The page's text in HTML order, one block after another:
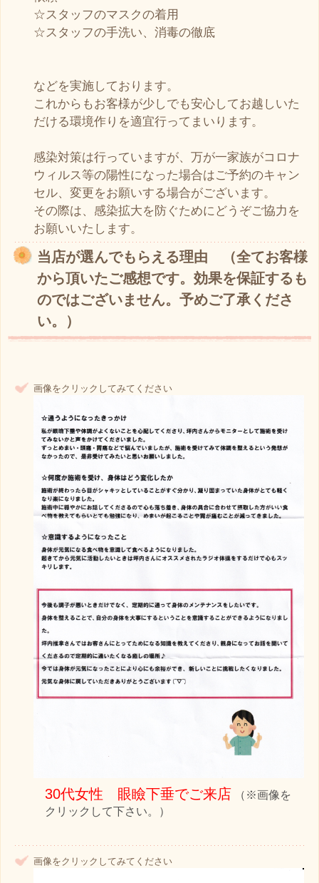
☆スタッフのマスクの着用
☆スタッフの手洗い、消毒の徹底
などを実施しております。
これからもお客様が少しでも安心してお越しいた
だける環境作りを適宜行ってまいります。
感染対策は行っていますが、万が一家族がコロナ
ウィルス等の陽性になった場合はご予約のキャン
セル、変更をお願いする場合がございます。
その際は、感染拡大を防ぐためにどうぞご協力を
お願いいたします。
当店が選んでもらえる理由 （全てお客様
から頂いたご感想です。効果を保証するも
のではございません。予めご了承くださ
い。）
画像をクリックしてみてください
30代女性 眼瞼下垂でご来店 （※画像を
クリックして下さい。）
画像をクリックしてみてください